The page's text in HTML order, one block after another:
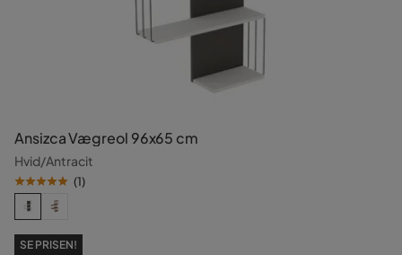
Ansizca Vægreol 96x65 cm
Hvid/Antracit
(1)
SE PRISEN!